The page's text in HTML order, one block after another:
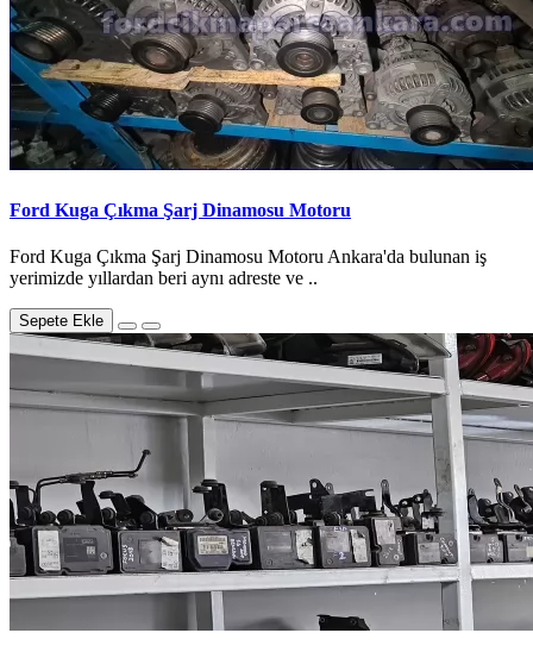
Ford Kuga Çıkma Şarj Dinamosu Motoru
Ford Kuga Çıkma Şarj Dinamosu Motoru Ankara'da bulunan iş
yerimizde yıllardan beri aynı adreste ve ..
Sepete Ekle